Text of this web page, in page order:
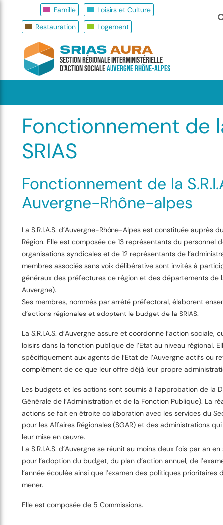
Famille
Loisirs et Culture
Restauration
Logement
SRIAS AURA
Section Régionale Interministérielle
d'Action SocialeAuvergne Rhône-Alpes
Fonctionnement de
SRIAS
Fonctionnement de la
Auvergne-Rhône-alpes
La S.R.I.A.S. d’Auvergne-Rhône-Alpes est constituée auprès
Région. Elle est composée de 13 représentants du personnel
organisations syndicales et de 12 représentants de
membres associés sans voix délibérative sont invités à
généraux des préfectures de région et des départements de
Auvergne).
Ses membres, nommés par arrêté préfectoral, élaborent
d’actions régionales et adoptent le budget de la SRIAS.
La S.R.I.A.S. d’Auvergne assure et coordonne l’action sociale,
loisirs dans la fonction publique de l’Etat au niveau régional.
spécifiquement aux agents de l’Etat de l’Auvergne actifs ou
complément de ce que leur offre déjà leur propre
Les budgets et les actions sont soumis à l’approbation de la
Générale de l’Administration et de la Fonction Publique). La
actions se fait en étroite collaboration avec les services du
pour les Affaires Régionales (SGAR) et des administrations
leur mise en œuvre.
La S.R.I.A.S. d’Auvergne se réunit au moins deux fois par an
pour l’adoption du budget, du plan d’action annuel, de
l’année écoulée ainsi que l’examen des politiques prioritaires
mener.
Elle est composée de 5 Commissions.